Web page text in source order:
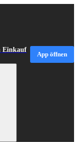
Einkauf
App öffnen